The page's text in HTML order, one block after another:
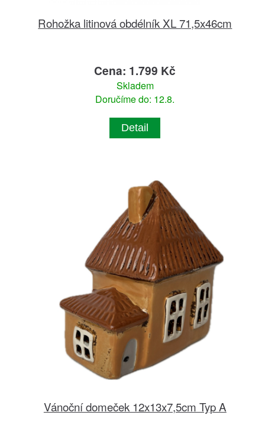
Rohožka litinová obdélník XL 71,5x46cm
Cena: 1.799 Kč
Skladem
Doručíme do: 12.8.
Detail
Vánoční domeček 12x13x7,5cm Typ A